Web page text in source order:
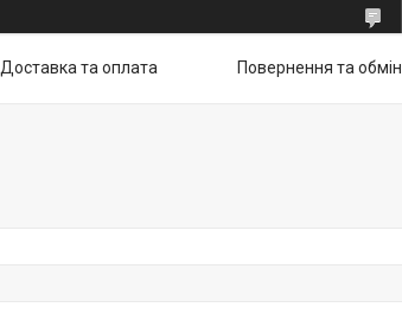
Доставка та оплата Повернення та обмін